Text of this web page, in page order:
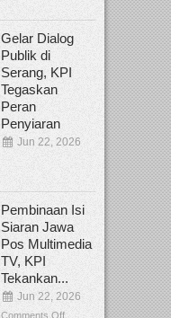
Gelar Dialog
Publik di
Serang, KPI
Tegaskan
Peran
Penyiaran
Jun 22, 2026
Pembinaan Isi
Siaran Jawa
Pos Multimedia
TV, KPI
Tekankan...
Jun 22, 2026
Comments Off